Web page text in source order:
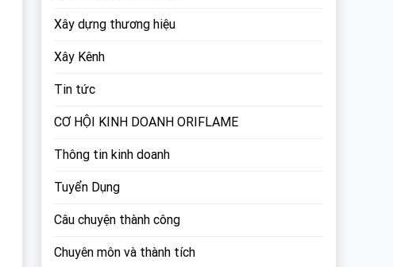
Xây dựng thương hiệu
Xây Kênh
Tin tức
CƠ HỘI KINH DOANH ORIFLAME
Thông tin kinh doanh
Tuyển Dụng
Câu chuyện thành công
Chuyên môn và thành tích